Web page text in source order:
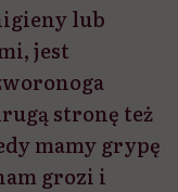
lub
jest
stronę też
mamy grypę
grozi i